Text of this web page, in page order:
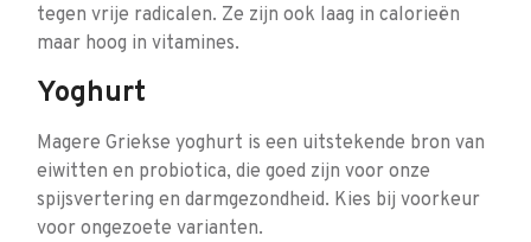
tegen vrije radicalen. Ze zijn ook laag in calorieën
maar hoog in vitamines.
Yoghurt
Magere Griekse yoghurt is een uitstekende bron van
eiwitten en probiotica, die goed zijn voor onze
spijsvertering en darmgezondheid. Kies bij voorkeur
voor ongezoete varianten.